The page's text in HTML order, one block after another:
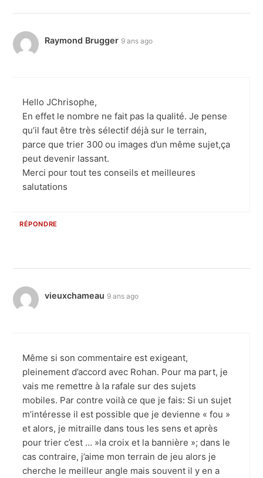
Raymond Brugger 9 ans ago
Hello JChrisophe,
En effet le nombre ne fait pas la qualité. Je pense
qu’il faut être très sélectif déjà sur le terrain,
parce que trier 300 ou images d’un même sujet,ça
peut devenir lassant.
Merci pour tout tes conseils et meilleures
salutations
RÉPONDRE
vieuxchameau 9 ans ago
Même si son commentaire est exigeant,
pleinement d’accord avec Rohan. Pour ma part, je
vais me remettre à la rafale sur des sujets
mobiles. Par contre voilà ce que je fais: Si un sujet
m’intéresse il est possible que je devienne « fou »
et alors, je mitraille dans tous les sens et après
pour trier c’est … »la croix et la bannière »; dans le
cas contraire, j’aime mon terrain de jeu alors je
cherche le meilleur angle mais souvent il y en a